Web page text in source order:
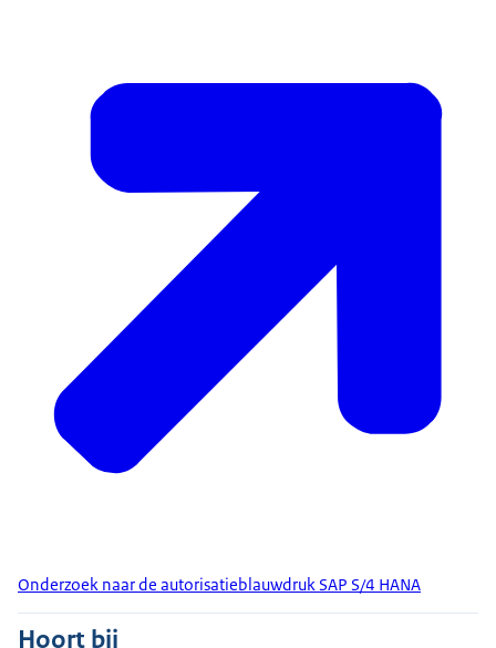
Onderzoek naar de autorisatieblauwdruk SAP S/4 HANA
Hoort bij